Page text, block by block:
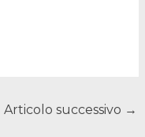
Articolo successivo →